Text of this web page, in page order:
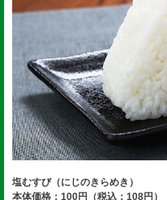
塩むすび（にじのきらめき）
本体価格：100円（税込：108円）